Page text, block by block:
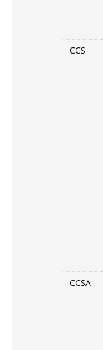
CCS
CCSA